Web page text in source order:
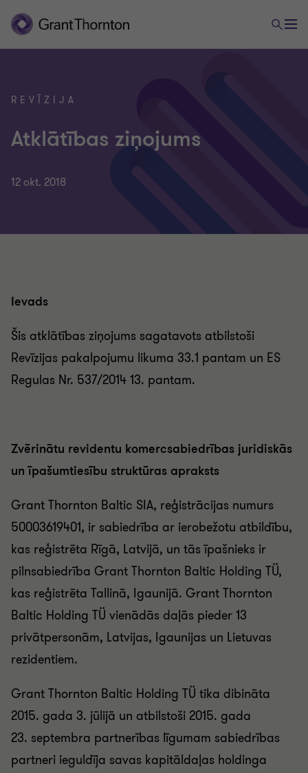
REVĪZIJA
Atklātības ziņojums
12 okt. 2018
Ievads
Šis atklātības ziņojums sagatavots atbilstoši
Revīzijas pakalpojumu likuma 33.1 pantam un ES
Regulas Nr. 537/2014 13. pantam.
Zvērinātu revidentu komercsabiedrības juridiskās
un īpašumtiesību struktūras apraksts
Grant Thornton Baltic SIA, reģistrācijas numurs
50003619401, ir sabiedrība ar ierobežotu atbildību,
kas reģistrēta Rīgā, Latvijā, un tās īpašnieks ir
pilnsabiedrība Grant Thornton Baltic Holding TÜ,
kas reģistrēta Tallinā, Igaunijā. Grant Thornton
Baltic Holding TÜ vienādās daļās pieder 13
privātpersonām, Latvijas, Igaunijas un Lietuvas
rezidentiem.
Grant Thornton Baltic Holding TÜ tika dibināta
2015. gada 3. jūlijā un atbilstoši 2015. gada
23. septembra partnerības līgumam sabiedrības
partneri ieguldīja savas kapitāldaļas holdinga